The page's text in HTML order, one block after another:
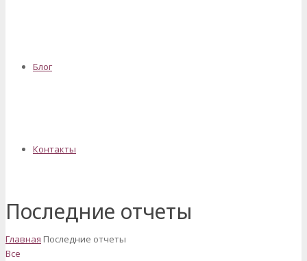
Блог
Контакты
Последние отчеты
Главная Последние отчеты
Все